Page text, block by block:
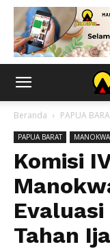
Beranda PAPUA
PAPUA BARAT
Komisi
Tahan